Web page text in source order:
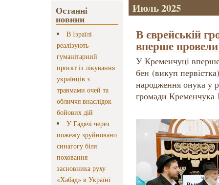
Останні
новини
В Ізраїлі
реалізують
гуманітарний
проєкт із лікування
українців з
травмами очей та
обличчя внаслідок
бойових дій
У Гадячі через
пожежу зруйновано
синагогу біля
поховання
засновника руху
«Хабад» в Україні
Июль 2025
В єврейській
вперше
У Кременчуці
бен (викуп
народження онука у
громади